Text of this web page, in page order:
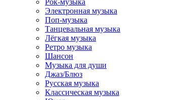
Рок-музыка
Электронная музыка
Поп-музыка
Танцевальная музыка
Лёгкая музыка
Ретро музыка
Шансон
Музыка для души
Джаз/Блюз
Русская музыка
Классическая музыка